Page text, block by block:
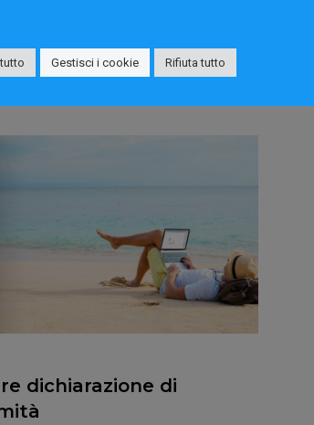
dichiarazione di
Gestisci i cookie Rifiuta tutto